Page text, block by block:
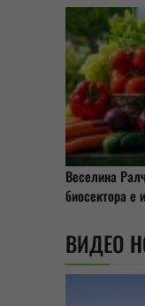
Веселина
биосектора е
ВИДЕО